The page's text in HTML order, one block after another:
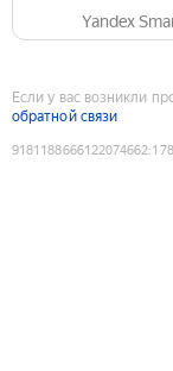
Yandex
Если у вас возникли
обратной связи
9181188666122074662: